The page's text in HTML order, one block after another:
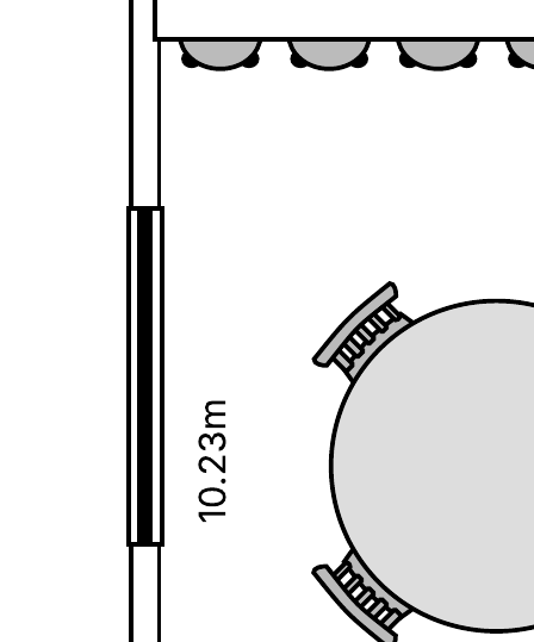
Plantas baixas são desenhos em escala que representam um espaço,
Use esta planta baixa residencial para planejar seu espaço. Assim
você poderá ver se o espaço será adequado para o que será usado e
poderá antecipar qualquer mudança necessária ao projeto.